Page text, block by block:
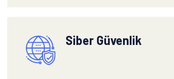
Siber Güvenlik